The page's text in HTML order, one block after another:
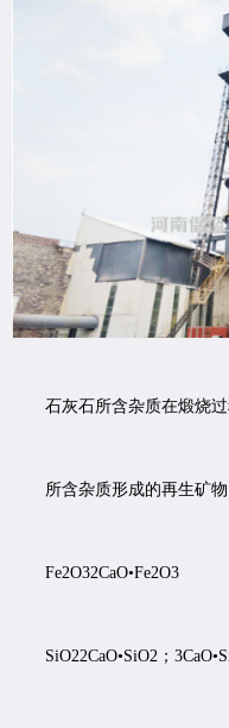
石灰石所含杂质在煅烧过
所含杂质形成的再生矿物
Fe2O32CaO•Fe2O3
SiO22CaO•SiO2；